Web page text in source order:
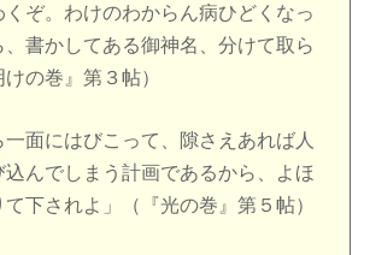
ぞ。わけのわからん病ひどくなっ
書かしてある御神名、分けて取ら
の巻』第３帖）
一面にはびこって、隙さえあれば人
込んでしまう計画であるから、よほ
下されよ」（『光の巻』第５帖）